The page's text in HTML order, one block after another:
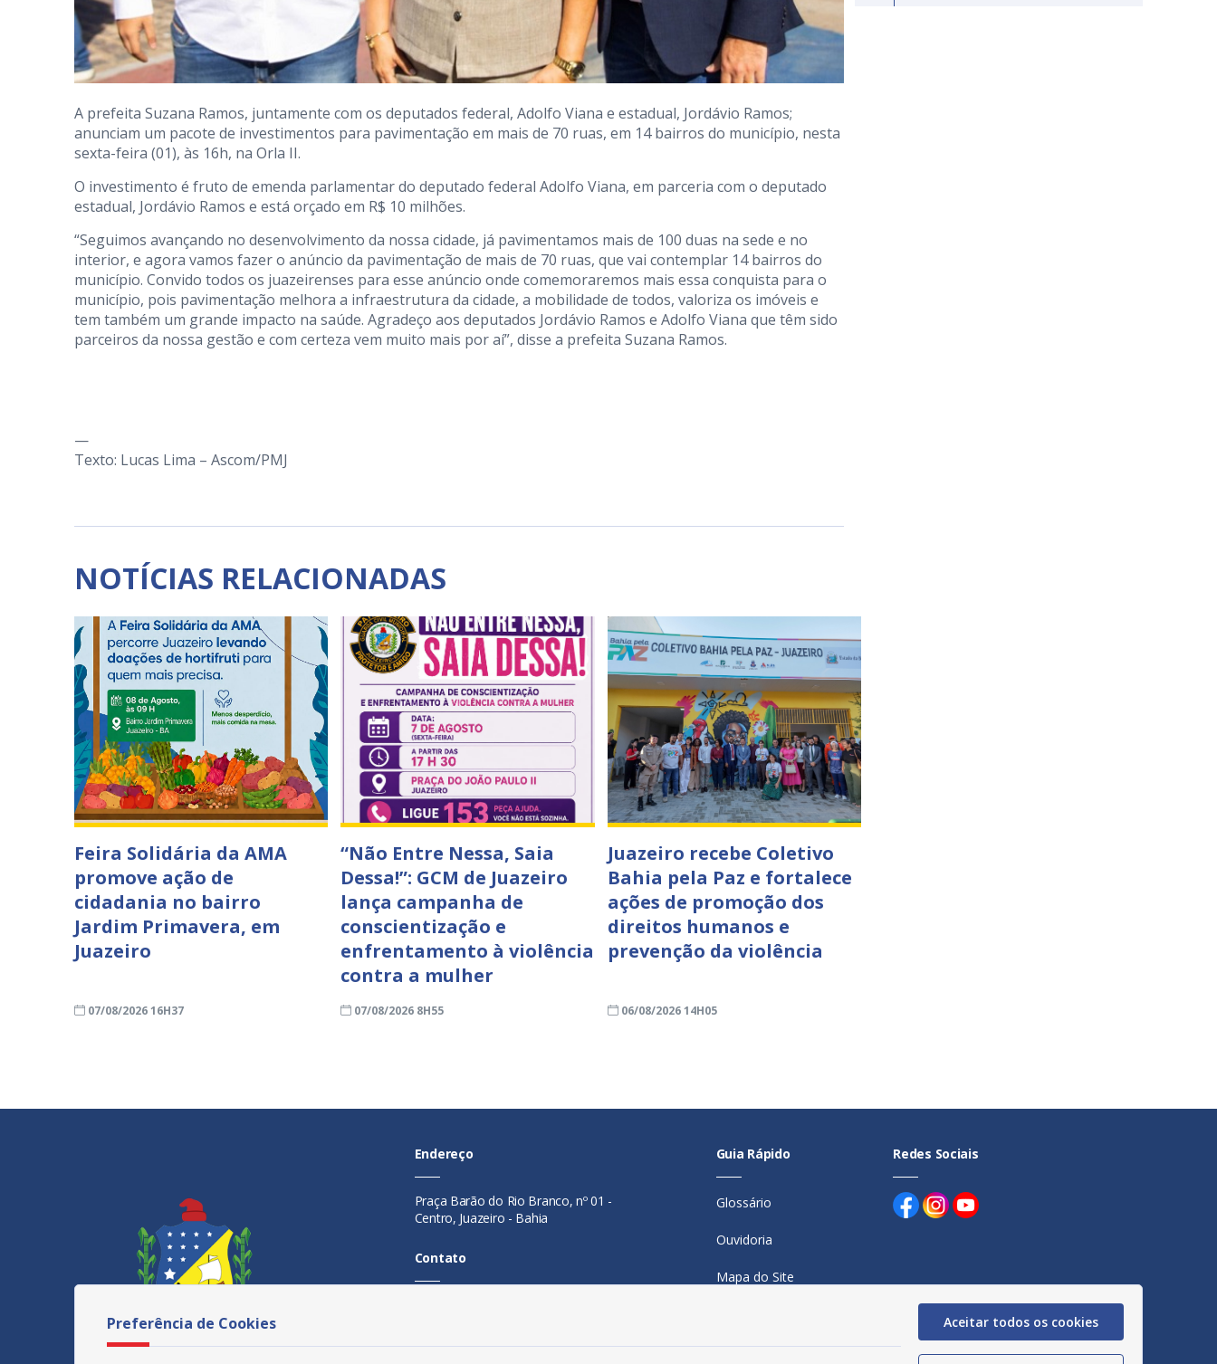
A prefeita Suzana Ramos, juntamente com os deputados federal, Adolfo Viana e estadual, Jordávio Ramos;
anunciam um pacote de investimentos para pavimentação em mais de 70 ruas, em 14 bairros do município, nesta
sexta-feira (01), às 16h, na Orla II.
O investimento é fruto de emenda parlamentar do deputado federal Adolfo Viana, em parceria com o deputado
estadual, Jordávio Ramos e está orçado em R$ 10 milhões.
“Seguimos avançando no desenvolvimento da nossa cidade, já pavimentamos mais de 100 duas na sede e no
interior, e agora vamos fazer o anúncio da pavimentação de mais de 70 ruas, que vai contemplar 14 bairros do
município. Convido todos os juazeirenses para esse anúncio onde comemoraremos mais essa conquista para o
município, pois pavimentação melhora a infraestrutura da cidade, a mobilidade de todos, valoriza os imóveis e
tem também um grande impacto na saúde. Agradeço aos deputados Jordávio Ramos e Adolfo Viana que têm sido
parceiros da nossa gestão e com certeza vem muito mais por aí”, disse a prefeita Suzana Ramos.
—
Texto: Lucas Lima – Ascom/PMJ
NOTÍCIAS RELACIONADAS
Feira Solidária da AMA
promove ação de
cidadania no bairro
Jardim Primavera, em
Juazeiro
07/08/2026 16H37
“Não Entre Nessa, Saia
Dessa!”: GCM de Juazeiro
lança campanha de
conscientização e
enfrentamento à violência
contra a mulher
07/08/2026 8H55
Juazeiro recebe Coletivo
Bahia pela Paz e fortalece
ações de promoção dos
direitos humanos e
prevenção da violência
06/08/2026 14H05
Endereço
Praça Barão do Rio Branco, nº 01 -
Centro, Juazeiro - Bahia
Contato
Guia Rápido
Glossário
Ouvidoria
Mapa do Site
Manual de Navegação
Redes Sociais
Preferência de Cookies Aceitar todos os cookies